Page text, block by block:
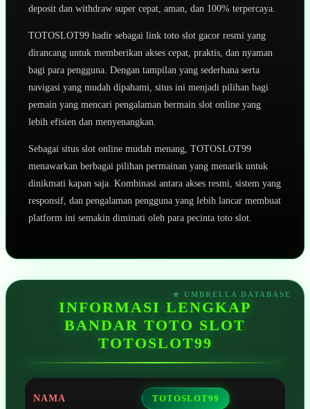
deposit dan withdraw super cepat, aman, dan 100% terpercaya.
TOTOSLOT99 hadir sebagai link toto slot gacor resmi yang
dirancang untuk memberikan akses cepat, praktis, dan nyaman
bagi para pengguna. Dengan tampilan yang sederhana serta
navigasi yang mudah dipahami, situs ini menjadi pilihan bagi
pemain yang mencari pengalaman bermain slot online yang
lebih efisien dan menyenangkan.
Sebagai situs slot online mudah menang, TOTOSLOT99
menawarkan berbagai pilihan permainan yang menarik untuk
dinikmati kapan saja. Kombinasi antara akses resmi, sistem yang
responsif, dan pengalaman pengguna yang lebih lancar membuat
platform ini semakin diminati oleh para pecinta toto slot.
INFORMASI LENGKAP
BANDAR TOTO SLOT
TOTOSLOT99
NAMA TOTOSLOT99